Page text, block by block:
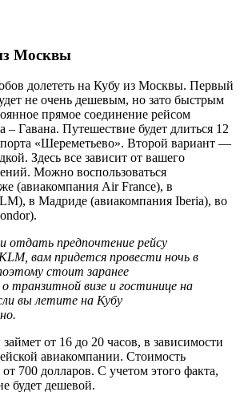
Москвы
долететь на Кубу из Москвы. Первый
не очень дешевым, но зато быстрым
прямое соединение рейсом
Гавана. Путешествие будет длиться 12
«Шереметьево». Второй вариант —
Здесь все зависит от вашего
Можно воспользоваться
(авиакомпания Air France), в
в Мадриде (авиакомпания Iberia), во
вам придется провести ночь в
стоит заранее
транзитной визе и гостинице на
вы летите на Кубу
от 16 до 20 часов, в зависимости
авиакомпании. Стоимость
от 700 долларов. С учетом этого факта,
будет дешевой.